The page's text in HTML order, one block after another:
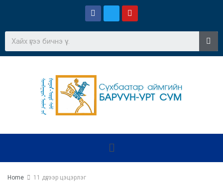
Home 11 дүгээр цэцэрлэг